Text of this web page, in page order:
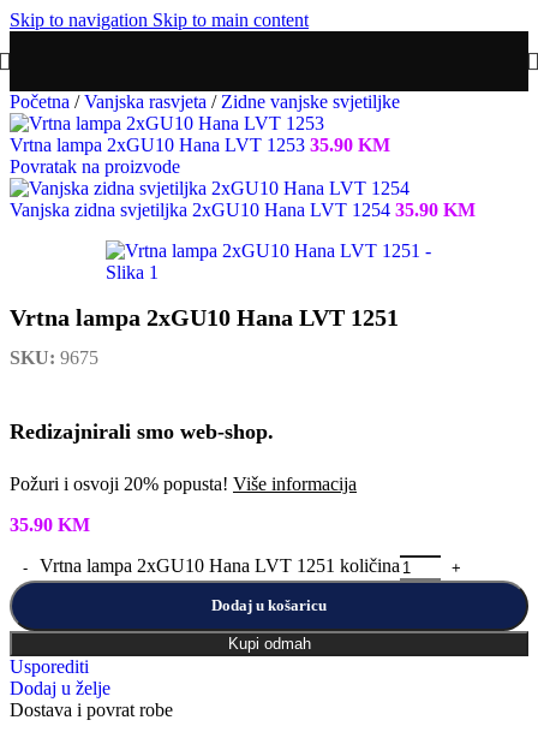
Skip to navigation Skip to main content
Početna / Vanjska rasvjeta / Zidne vanjske svjetiljke
Vrtna lampa 2xGU10 Hana LVT 1253 35.90 KM
Povratak na proizvode
Vanjska zidna svjetiljka 2xGU10 Hana LVT 1254 35.90 KM
Vrtna lampa 2xGU10 Hana LVT 1251
SKU: 9675
Redizajnirali smo web-shop.
Požuri i osvoji 20% popusta! Više informacija
35.90 KM
Vrtna lampa 2xGU10 Hana LVT 1251 količina
Dodaj u košaricu
Kupi odmah
Usporediti
Dodaj u želje
Dostava i povrat robe